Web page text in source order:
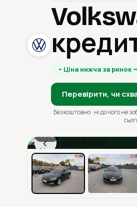
Ціна нижча за ринок
Перевірити, чи
Безкоштовно · ні до чого не
‹
1 / 13
Ціна в місяць